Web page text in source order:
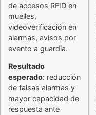
de accesos RFID en
muelles,
videoverificación en
alarmas, avisos por
evento a guardia.
Resultado
esperado: reducción
de falsas alarmas y
mayor capacidad de
respuesta ante